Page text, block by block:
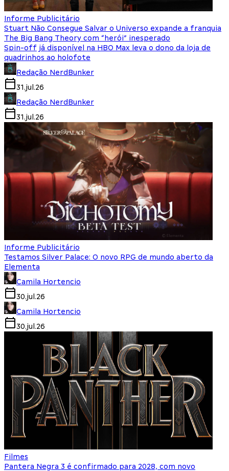
Informe Publicitário
Stuart Não Consegue Salvar o Universo expande a franquia
The Big Bang Theory com “herói” inesperado
Spin-off já disponível na HBO Max leva o dono da loja de
quadrinhos ao holofote
Redação NerdBunker
31.jul.26
Redação NerdBunker
31.jul.26
Informe Publicitário
Testamos Silver Palace: O novo RPG de mundo aberto da
Elementa
Camila Hortencio
30.jul.26
Camila Hortencio
30.jul.26
Filmes
Pantera Negra 3 é confirmado para 2028, com novo